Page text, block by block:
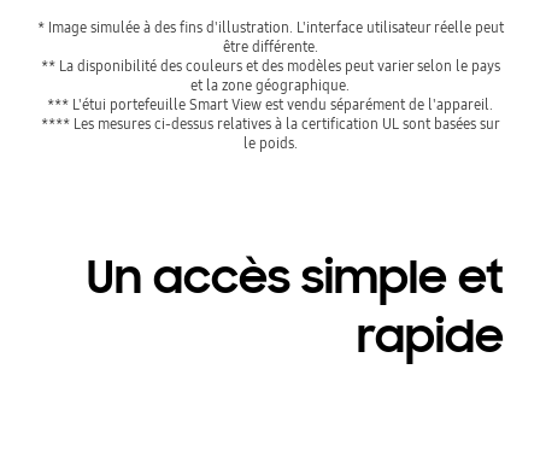
* Image simulée à des fins d'illustration. L'interface utilisateur réelle peut
être différente.
** La disponibilité des couleurs et des modèles peut varier selon le pays
et la zone géographique.
*** L'étui portefeuille Smart View est vendu séparément de l'appareil.
**** Les mesures ci-dessus relatives à la certification UL sont basées sur
le poids.
Un accès simple et
rapide